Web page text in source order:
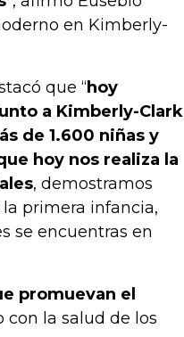
en Kimberly-
que “hoy
a Kimberly-Clark
de 1.600 niñas y
hoy nos realiza la
, demostramos
primera infancia,
se encuentras en
promuevan el
con la salud de los